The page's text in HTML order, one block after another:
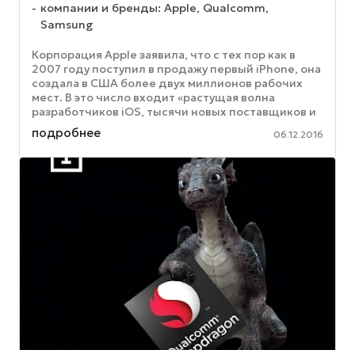
компании и бренды: Apple, Qualcomm,
Samsung
Корпорация Apple заявила, что с тех пор как в
2007 году поступил в продажу первый iPhone, она
создала в США более двух миллионов рабочих
мест. В это число входит «растущая волна
разработчиков iOS, тысячи новых поставщиков и
производственных ...
подробнее 06.12.2016